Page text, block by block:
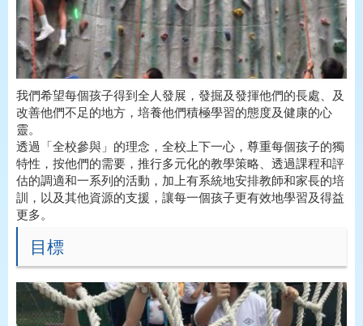
我們希望每個孩子得到全人發展，發掘及發揮他們的長處、及
改善他們不足的地方，培養他們積極學習的態度及健康的心
靈。
透過「全校參與」的理念，全校上下一心，尊重每個孩子的獨
特性，按他們的需要，推行多元化的教學策略、透過課程和評
估的調適和一系列的活動，加上有系統地安排教師和家長的培
訓，以及其他資源的支援，讓每一個孩子更有效地學習及得益
更多。
目標